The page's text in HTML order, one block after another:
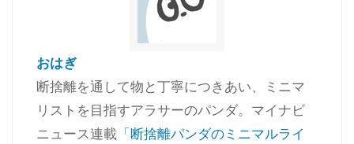
おはぎ
断捨離を通して物と丁寧につきあい、ミニマ
リストを目指すアラサーのパンダ。マイナビ
ニュース連載 「断捨離パンダのミニマルライ